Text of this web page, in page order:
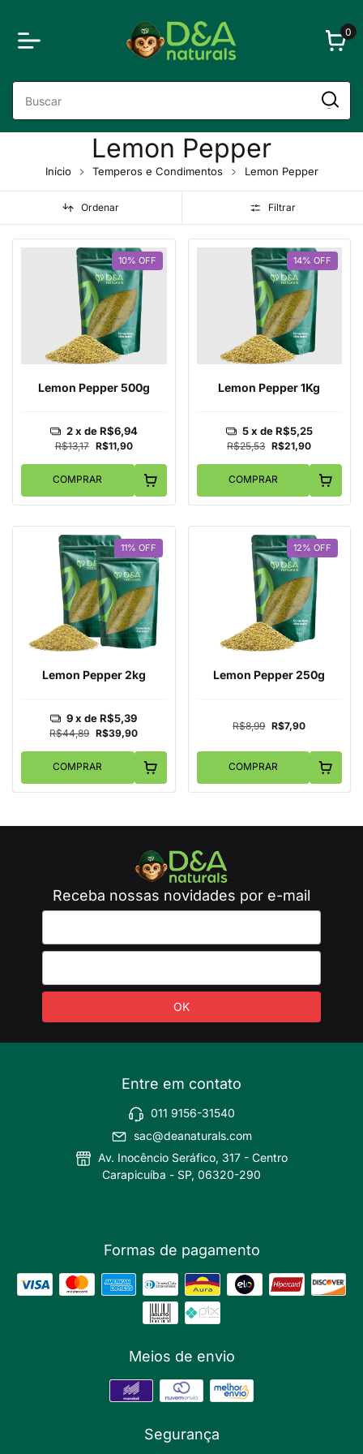
0
Lemon Pepper
Início Temperos e Condimentos Lemon Pepper
Ordenar Filtrar
10% OFF
Lemon Pepper 500g
R$13,17 R$11,90
2 x deR$6,94
COMPRAR
14% OFF
Lemon Pepper 1Kg
R$25,53 R$21,90
5 x deR$5,25
COMPRAR
11% OFF
Lemon Pepper 2kg
R$44,89 R$39,90
9 x deR$5,39
COMPRAR
12% OFF
Lemon Pepper 250g
R$8,99 R$7,90
COMPRAR
Receba nossas novidades por e-mail
Entre em contato
011 9156-31540
sac@deanaturals.com
Av. Inocêncio Seráfico, 317 - Centro
Carapicuíba - SP, 06320-290
Formas de pagamento
Meios de envio
Segurança